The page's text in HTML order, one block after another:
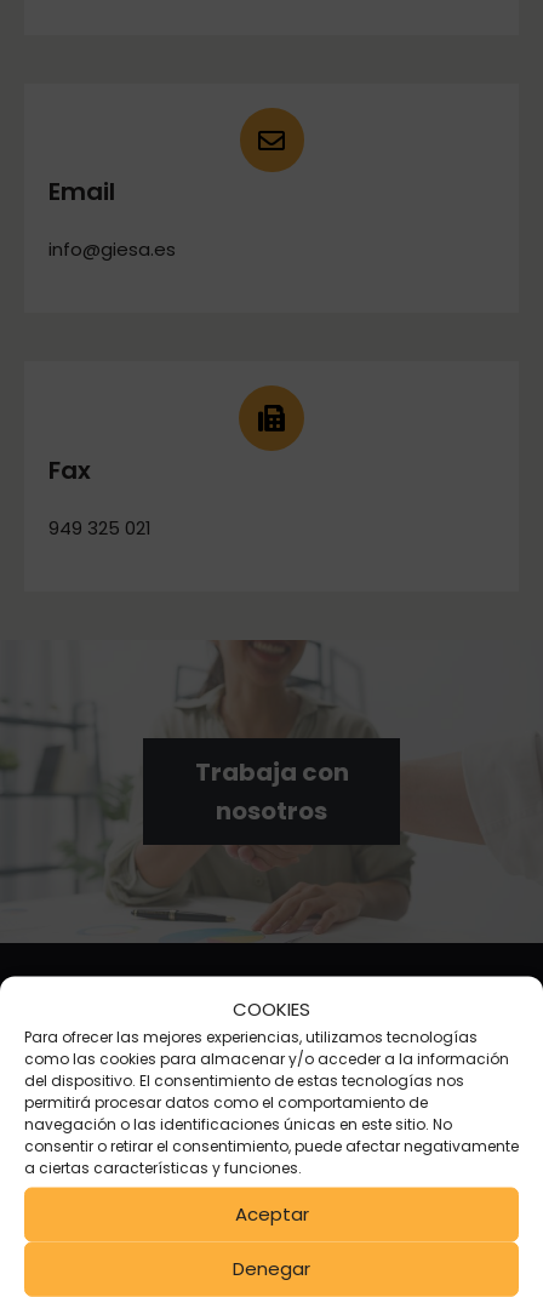
COOKIES
Para ofrecer las mejores experiencias, utilizamos tecnologías
como las cookies para almacenar y/o acceder a la información
del dispositivo. El consentimiento de estas tecnologías nos
permitirá procesar datos como el comportamiento de
navegación o las identificaciones únicas en este sitio. No
consentir o retirar el consentimiento, puede afectar negativamente
a ciertas características y funciones.
Aceptar
Denegar
Email
info@giesa.es
Fax
949 325 021
Trabaja con
nosotros
Visita nuestras
instalaciones.
Avenida Cristóbal Colón, 202-204
Polígono Industrial El Henares, Guadalajara.